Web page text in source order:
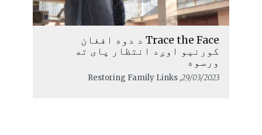
Trace the Face د دوه افغان
کورنیو اوږد انتظار پای ته
ورسوه
29/03/2023
, Restoring Family Links